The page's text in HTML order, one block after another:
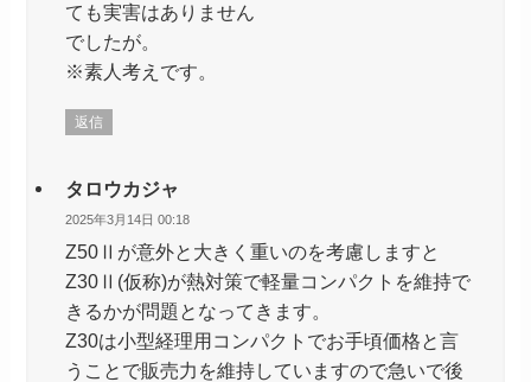
ても実害はありません
でしたが。
※素人考えです。
返信
タロウカジャ
2025年3月14日 00:18
Z50Ⅱが意外と大きく重いのを考慮しますと
Z30Ⅱ(仮称)が熱対策で軽量コンパクトを維持で
きるかが問題となってきます。
Z30は小型経理用コンパクトでお手頃価格と言
うことで販売力を維持していますので急いで後